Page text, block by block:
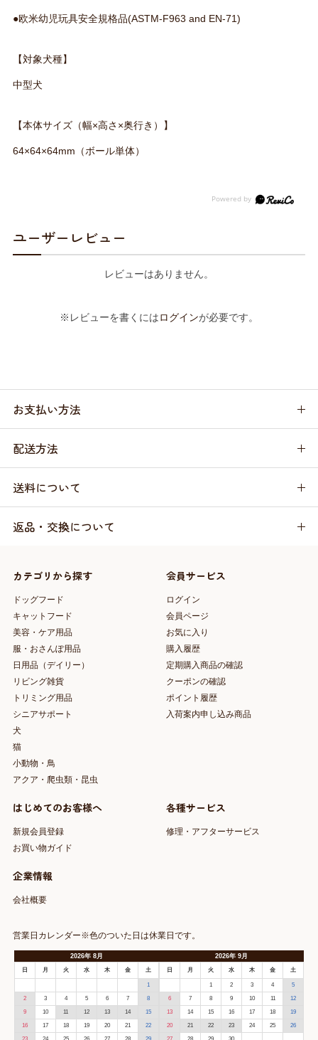
●欧米幼児玩具安全規格品(ASTM-F963 and EN-71)
【対象犬種】
中型犬
【本体サイズ（幅×高さ×奥行き）】
64×64×64mm（ボール単体）
ユーザーレビュー
レビューはありません。
※レビューを書くにはログインが必要です。
お支払い方法
配送方法
送料について
返品・交換について
カテゴリから探す
ドッグフード
キャットフード
美容・ケア用品
服・おさんぽ用品
日用品（デイリー）
リビング雑貨
トリミング用品
シニアサポート
犬
猫
小動物・鳥
アクア・爬虫類・昆虫
会員サービス
ログイン
会員ページ
お気に入り
購入履歴
定期購入商品の確認
クーポンの確認
ポイント履歴
入荷案内申し込み商品
はじめてのお客様へ
新規会員登録
お買い物ガイド
各種サービス
修理・アフターサービス
企業情報
会社概要
営業日カレンダー※色のついた日は休業日です。
2026年 8月
日 月 火 水 木 金 土
1
2 3 4 5 6 7 8
9 10 11 12 13 14 15
16 17 18 19 20 21 22
2026年9月
日 月 火 水 木 金 土
1 2 3 4 5
6 7 8 9 10 11 12
13 14 15 16 17 18 19
20 21 22 23 24 25 26